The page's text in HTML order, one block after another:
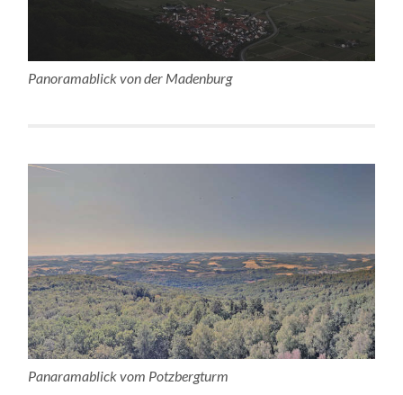
Panoramablick von der Madenburg
Panaramablick vom Potzbergturm